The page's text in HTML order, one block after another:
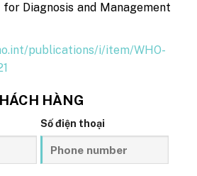
Diagnosis and Management
publications/i/item/WHO-
HÀNG
Số điện thoại